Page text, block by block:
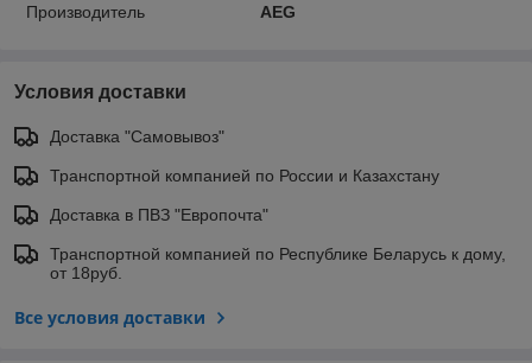
Производитель AEG
Условия доставки
Доставка "Самовывоз"
Транспортной компанией по России и Казахстану
Доставка в ПВЗ "Европочта"
Транспортной компанией по Республике Беларусь к дому,
от 18руб.
Все условия доставки